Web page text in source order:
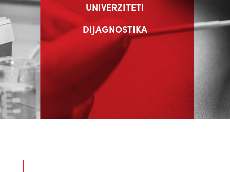
UNIVERZITETI
DIJAGNOSTIKA